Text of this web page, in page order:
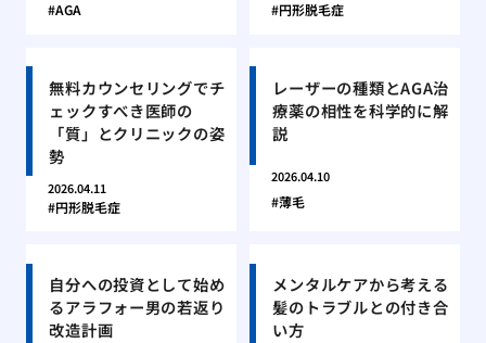
AGA 円形脱毛症
無料カウンセリングでチ
ェックすべき医師の
「質」とクリニックの姿
勢
2026.04.11
円形脱毛症
レーザーの種類とAGA治
療薬の相性を科学的に解
説
2026.04.10
薄毛
自分への投資として始め
るアラフォー男の若返り
改造計画
メンタルケアから考える
髪のトラブルとの付き合
い方